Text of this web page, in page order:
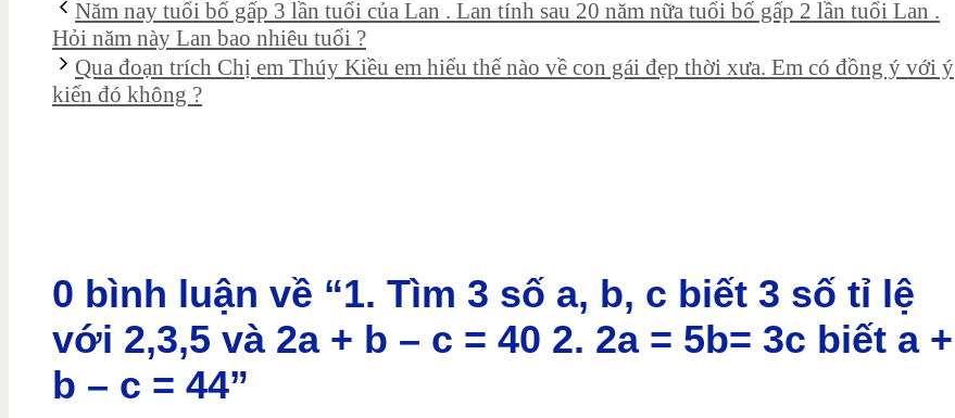
Năm nay tuổi bố gấp 3 lần tuổi của Lan . Lan tính sau 20 năm nữa tuổi bố gấp 2 lần tuổi Lan .
Hỏi năm này Lan bao nhiêu tuổi ?
Qua đoạn trích Chị em Thúy Kiều em hiểu thế nào về con gái đẹp thời xưa. Em có đồng ý với ý
kiến đó không ?
0 bình luận về “1. Tìm 3 số a, b, c biết 3 số tỉ lệ
với 2,3,5 và 2a + b – c = 40 2. 2a = 5b= 3c biết a +
b – c = 44”